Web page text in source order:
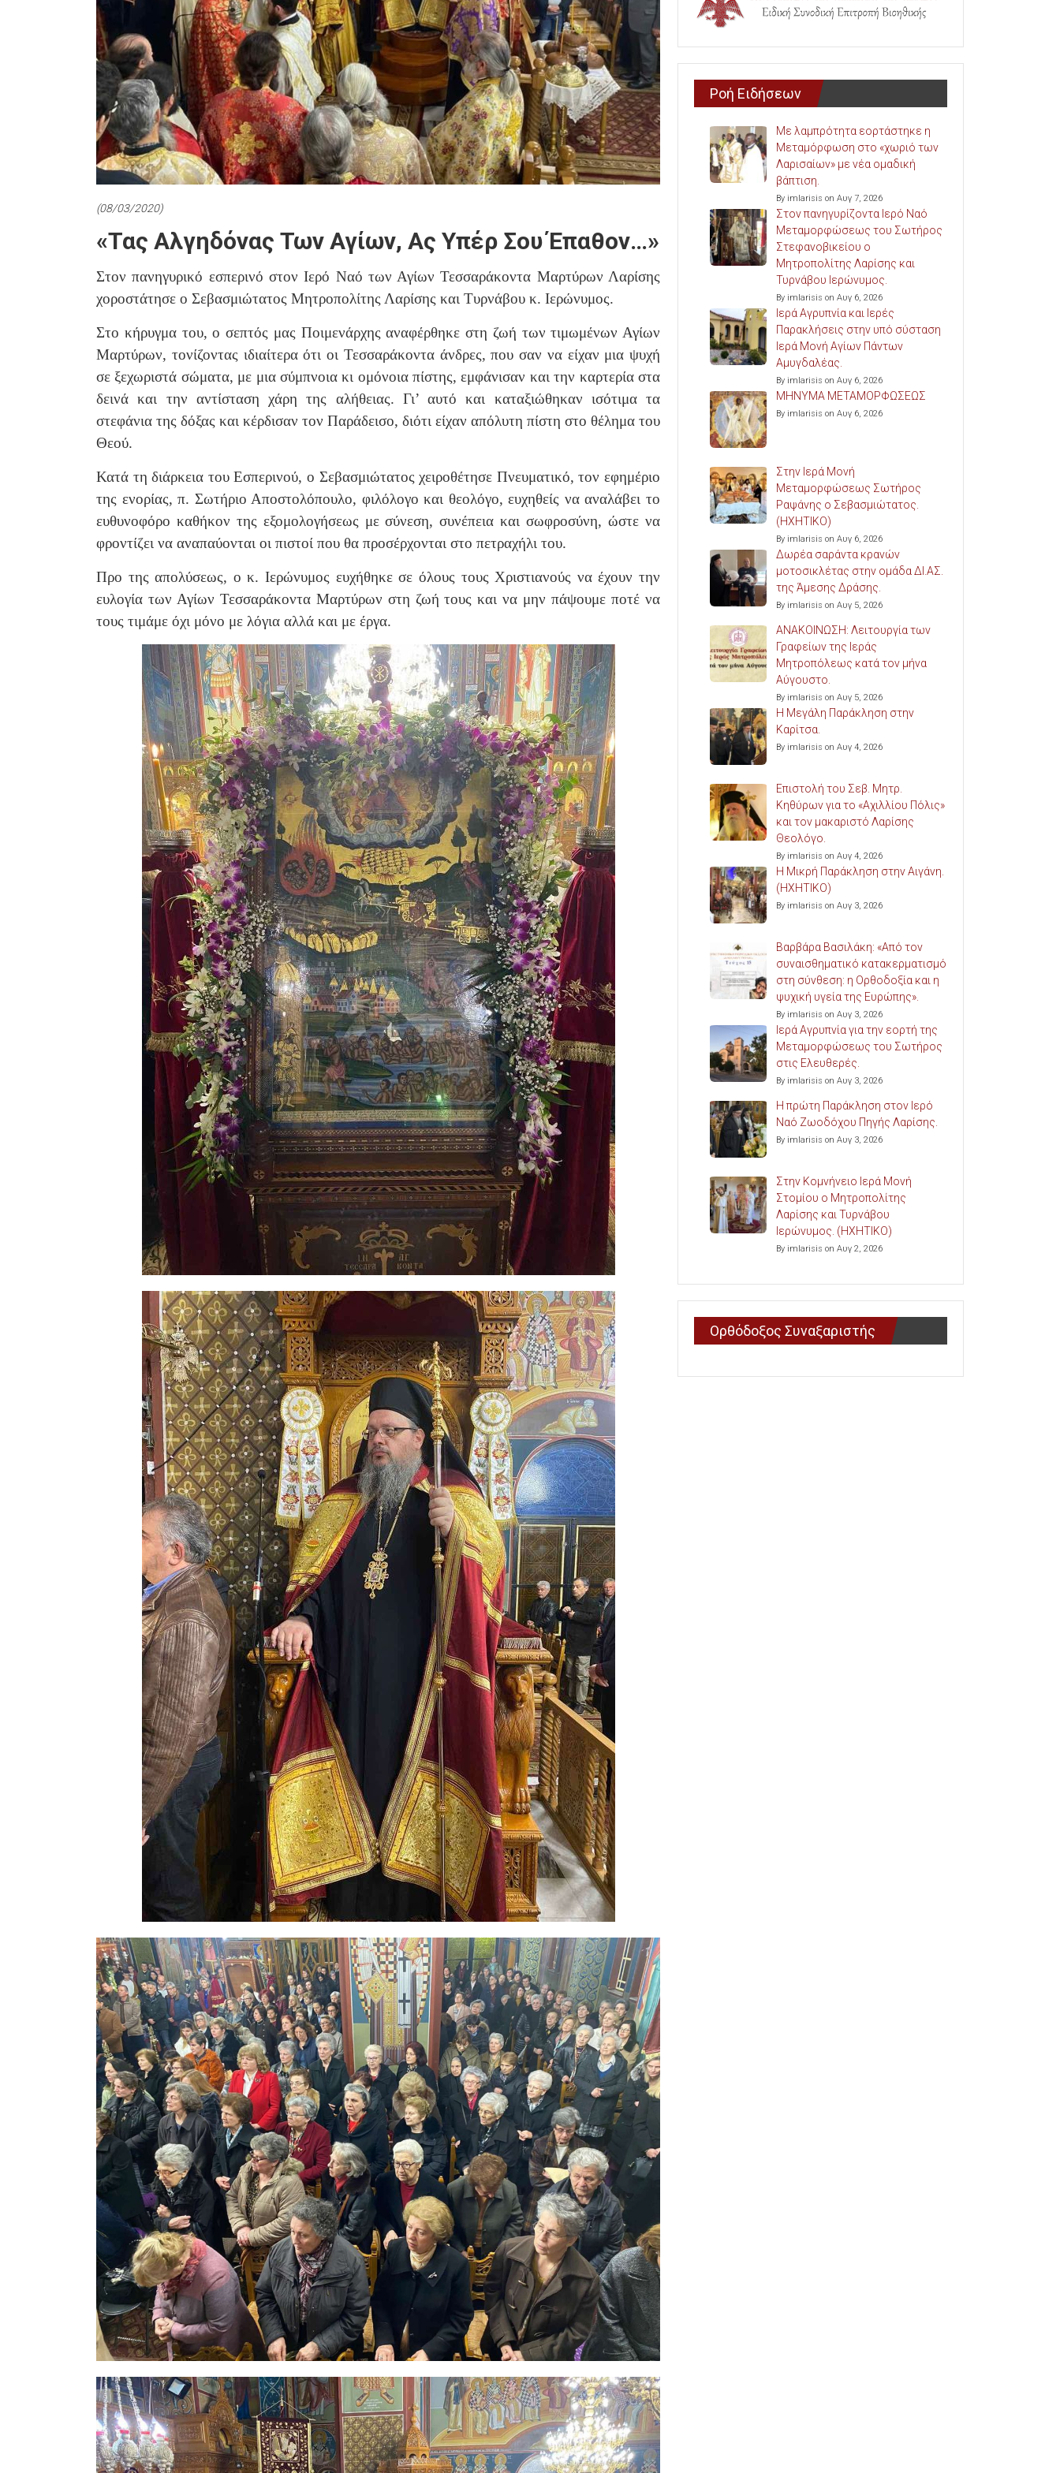
(08/03/2020)
«Τας Αλγηδόνας Των Αγίων, Ας Υπέρ Σου Έπαθον…»
Στον πανηγυρικό εσπερινό στον Ιερό Ναό των Αγίων Τεσσαράκοντα Μαρτύρων Λαρίσης
χοροστάτησε ο Σεβασμιώτατος Μητροπολίτης Λαρίσης και Τυρνάβου κ. Ιερώνυμος.
Στο κήρυγμα του, ο σεπτός μας Ποιμενάρχης αναφέρθηκε στη ζωή των τιμωμένων Αγίων
Μαρτύρων, τονίζοντας ιδιαίτερα ότι οι Τεσσαράκοντα άνδρες, που σαν να είχαν μια ψυχή
σε ξεχωριστά σώματα, με μια σύμπνοια κι ομόνοια πίστης, εμφάνισαν και την καρτερία στα
δεινά και την αντίσταση χάρη της αλήθειας. Γι’ αυτό και καταξιώθηκαν ισότιμα τα
στεφάνια της δόξας και κέρδισαν τον Παράδεισο, διότι είχαν απόλυτη πίστη στο θέλημα του
Θεού.
Κατά τη διάρκεια του Εσπερινού, ο Σεβασμιώτατος χειροθέτησε Πνευματικό, τον εφημέριο
της ενορίας, π. Σωτήριο Αποστολόπουλο, φιλόλογο και θεολόγο, ευχηθείς να αναλάβει το
ευθυνοφόρο καθήκον της εξομολογήσεως με σύνεση, συνέπεια και σωφροσύνη, ώστε να
φροντίζει να αναπαύονται οι πιστοί που θα προσέρχονται στο πετραχήλι του.
Προ της απολύσεως, ο κ. Ιερώνυμος ευχήθηκε σε όλους τους Χριστιανούς να έχουν την
ευλογία των Αγίων Τεσσαράκοντα Μαρτύρων στη ζωή τους και να μην πάψουμε ποτέ να
τους τιμάμε όχι μόνο με λόγια αλλά και με έργα.
Ροή Ειδήσεων
Με λαμπρότητα εορτάστηκε η
Μεταμόρφωση στο «χωριό των
Λαρισαίων» με νέα ομαδική
βάπτιση.
By imlarisis on Αυγ 7, 2026
Στον πανηγυρίζοντα Ιερό Ναό
Μεταμορφώσεως του Σωτήρος
Στεφανοβικείου ο
Μητροπολίτης Λαρίσης και
Τυρνάβου Ιερώνυμος.
By imlarisis on Αυγ 6, 2026
Ιερά Αγρυπνία και Ιερές
Παρακλήσεις στην υπό σύσταση
Ιερά Μονή Αγίων Πάντων
Αμυγδαλέας.
By imlarisis on Αυγ 6, 2026
ΜΗΝΥΜΑ ΜΕΤΑΜΟΡΦΩΣΕΩΣ
By imlarisis on Αυγ 6, 2026
Στην Ιερά Μονή
Μεταμορφώσεως Σωτήρος
Ραψάνης ο Σεβασμιώτατος.
(ΗΧΗΤΙΚΟ)
By imlarisis on Αυγ 6, 2026
Δωρέα σαράντα κρανών
μοτοσικλέτας στην ομάδα ΔΙ.ΑΣ.
της Άμεσης Δράσης.
By imlarisis on Αυγ 5, 2026
ΑΝΑΚΟΙΝΩΣΗ: Λειτουργία των
Γραφείων της Ιεράς
Μητροπόλεως κατά τον μήνα
Αύγουστο.
By imlarisis on Αυγ 5, 2026
Η Μεγάλη Παράκληση στην
Καρίτσα.
By imlarisis on Αυγ 4, 2026
Επιστολή του Σεβ. Μητρ.
Κηθύρων για το «Αχιλλίου Πόλις»
και τον μακαριστό Λαρίσης
Θεολόγο.
By imlarisis on Αυγ 4, 2026
Η Μικρή Παράκληση στην Αιγάνη.
(ΗΧΗΤΙΚΟ)
By imlarisis on Αυγ 3, 2026
Βαρβάρα Βασιλάκη: «Από τον
συναισθηματικό κατακερματισμό
στη σύνθεση: η Ορθοδοξία και η
ψυχική υγεία της Ευρώπης».
By imlarisis on Αυγ 3, 2026
Ιερά Αγρυπνία για την εορτή της
Μεταμορφώσεως του Σωτήρος
στις Ελευθερές.
By imlarisis on Αυγ 3, 2026
Η πρώτη Παράκληση στον Ιερό
Ναό Ζωοδόχου Πηγής Λαρίσης.
By imlarisis on Αυγ 3, 2026
Στην Κομνήνειο Ιερά Μονή
Στομίου ο Μητροπολίτης
Λαρίσης και Τυρνάβου
Ιερώνυμος. (ΗΧΗΤΙΚΟ)
By imlarisis on Αυγ 2, 2026
Ορθόδοξος Συναξαριστής